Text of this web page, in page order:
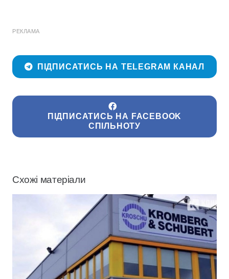
РЕКЛАМА
ПІДПИСАТИСЬ НА TELEGRAM КАНАЛ
ПІДПИСАТИСЬ НА FACEBOOK
СПІЛЬНОТУ
Схожі матеріали